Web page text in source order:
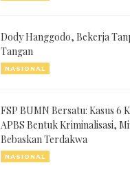
Dody Hanggodo, Bekerja
Tangan
NASIONAL
FSP BUMN Bersatu: Kasus 6
APBS Bentuk Kriminalisasi,
Bebaskan Terdakwa
NASIONAL